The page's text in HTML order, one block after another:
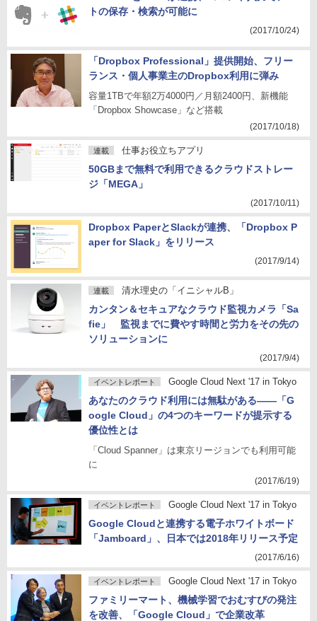
トの保存・検索が可能に
(2017/10/24)
「Dropbox Professional」提供開始、フリー
ランス・個人事業主のDropbox利用に弾み
容量1TBで年額2万4000円／月額2400円、新機能
「Dropbox Showcase」など搭載
(2017/10/18)
連載 仕事お役立ちアプリ
50GBまで無料で利用できるクラウドストレー
ジ「MEGA」
(2017/10/11)
Dropbox PaperとSlackが連携、「Dropbox P
aper for Slack」をリリース
(2017/9/14)
連載 清水理史の「イニシャルB」
カンタン＆セキュアなクラウド監視カメラ「Sa
fie」 監視までに費やす時間と労力をその先の
ソリューションに
(2017/9/4)
イベントレポート Google Cloud Next '17 in Tokyo
あなたのクラウド利用には無駄がある――「G
oogle Cloud」の4つのキーワードが提示する
優位性とは
「Cloud Spanner」は東京リージョンでも利用可能
に
(2017/6/19)
イベントレポート Google Cloud Next '17 in Tokyo
Google Cloudと連携する電子ホワイトボード
「Jamboard」、日本では2018年リリース予定
(2017/6/16)
イベントレポート Google Cloud Next '17 in Tokyo
ファミリーマート、機械学習でおむすびの発注
を改善、「Google Cloud」で企業改革